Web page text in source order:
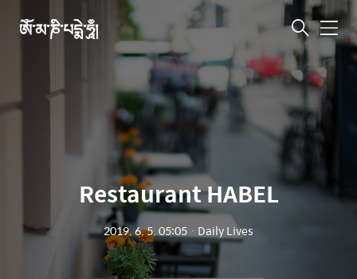
ཨོཾ་མ་ཎི་པདྨེ་ཧཱུྃ། 메
뉴
Restaurant HABEL
2019. 6. 5. 05:05 ㆍ Daily Lives